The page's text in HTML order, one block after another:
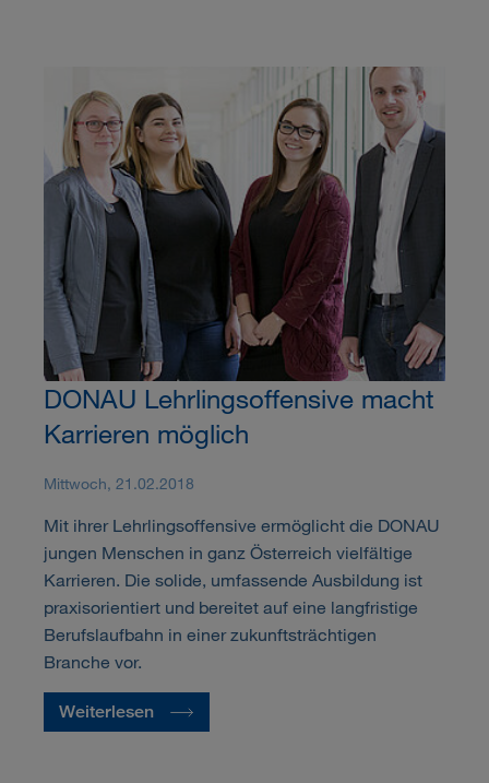
DONAU Lehrlingsoffensive macht
Karrieren möglich
Mittwoch, 21.02.2018
Mit ihrer Lehrlingsoffensive ermöglicht die DONAU
jungen Menschen in ganz Österreich vielfältige
Karrieren. Die solide, umfassende Ausbildung ist
praxisorientiert und bereitet auf eine langfristige
Berufslaufbahn in einer zukunftsträchtigen
Branche vor.
Weiterlesen